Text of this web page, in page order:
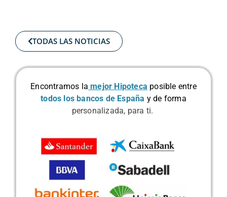
TODAS LAS NOTICIAS
Encontramos la mejor Hipoteca posible entre
todos los bancos de España y de forma
personalizada, para ti.